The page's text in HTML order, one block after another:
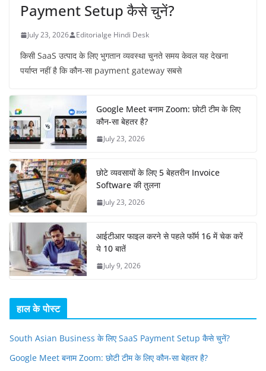
Payment Setup कैसे चुनें?
July 23, 2026 Editorialge Hindi Desk
किसी SaaS उत्पाद के लिए भुगतान व्यवस्था चुनते समय केवल यह देखना
पर्याप्त नहीं है कि कौन-सा payment gateway सबसे
Google Meet बनाम Zoom: छोटी टीम के लिए
कौन-सा बेहतर है?
July 23, 2026
छोटे व्यवसायों के लिए 5 बेहतरीन Invoice
Software की तुलना
July 23, 2026
आईटीआर फाइल करने से पहले फॉर्म 16 में चेक करें
ये 10 बातें
July 9, 2026
हाल के पोस्ट
South Asian Business के लिए SaaS Payment Setup कैसे चुनें?
Google Meet बनाम Zoom: छोटी टीम के लिए कौन-सा बेहतर है?